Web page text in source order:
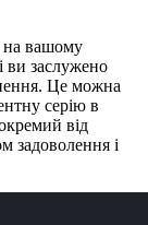
на вашому
ви заслужено
Це можна
серію в
від
задоволення і